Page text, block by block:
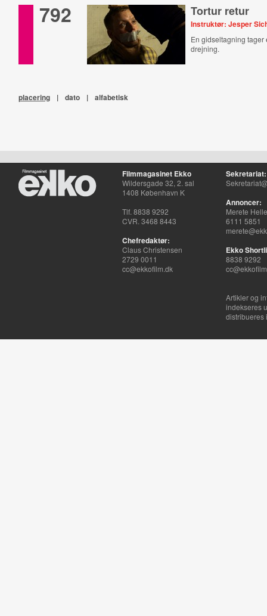
792 Tortur retur
Instruktør: Jesper
En gidseltagning tager
drejning.
placering | dato | alfabetisk
Filmmagasinet Ekko
Wildersgade 32, 2. sal
1408 København K
Tlf. 8838 9292
CVR. 3468 8443
Chefredaktør:
Claus Christensen
2729 0011
cc@ekkofilm.dk
Sekretariat:
Annoncer:
Merete
6111 5851
Ekko
8838 9292
Artikler og
indekseres
distribueres